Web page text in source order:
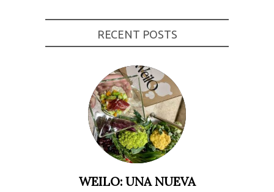
RECENT POSTS
WEILO: UNA NUEVA
funcionalidades